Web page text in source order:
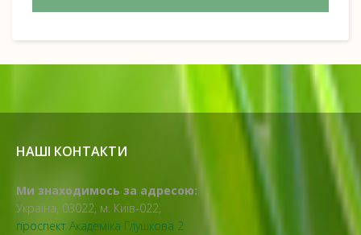
НАШІ КОНТАКТИ
Ми знаходимось за адресою:
Україна, 03022, м. Київ-022,
проспект Академіка Глушкова 2